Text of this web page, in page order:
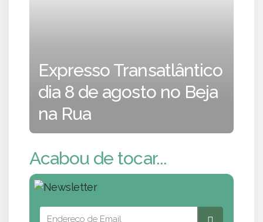
Expresso Transatlântico
dia 8 de agosto no Beja
na Rua
Acabou de tocar...